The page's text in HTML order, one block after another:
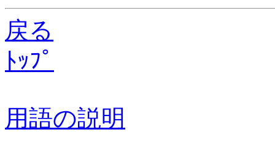
戻る
ﾄｯﾌﾟ
用語の説明